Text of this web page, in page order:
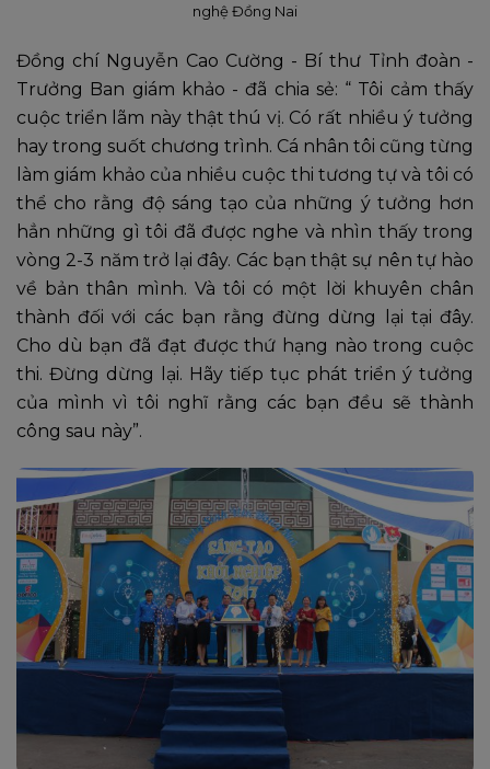
nghệ Đồng Nai
Đồng chí Nguyễn Cao Cường - Bí thư Tỉnh đoàn -
Trưởng Ban giám khảo - đã chia sẻ: “ Tôi cảm thấy
cuộc triển lãm này thật thú vị. Có rất nhiều ý tưởng
hay trong suốt chương trình. Cá nhân tôi cũng từng
làm giám khảo của nhiều cuộc thi tương tự và tôi có
thể cho rằng độ sáng tạo của những ý tưởng hơn
hẳn những gì tôi đã được nghe và nhìn thấy trong
vòng 2-3 năm trở lại đây. Các bạn thật sự nên tự hào
về bản thân mình. Và tôi có một lời khuyên chân
thành đối với các bạn rằng đừng dừng lại tại đây.
Cho dù bạn đã đạt được thứ hạng nào trong cuộc
thi. Đừng dừng lại. Hãy tiếp tục phát triển ý tưởng
của mình vì tôi nghĩ rằng các bạn đều sẽ thành
công sau này”.